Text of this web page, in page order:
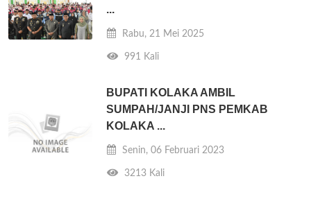
...
Rabu, 21 Mei 2025
991 Kali
BUPATI KOLAKA AMBIL
SUMPAH/JANJI PNS PEMKAB
KOLAKA ...
Senin, 06 Februari 2023
3213 Kali